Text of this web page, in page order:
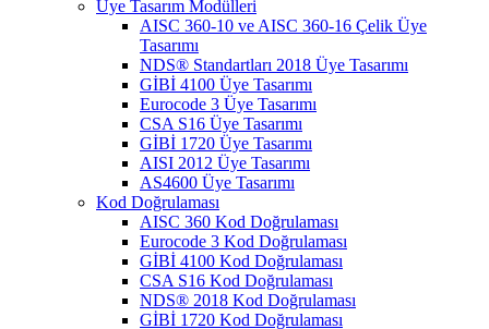
Üye Tasarım Modülleri
AISC 360-10 ve AISC 360-16 Çelik Üye
Tasarımı
NDS® Standartları 2018 Üye Tasarımı
GİBİ 4100 Üye Tasarımı
Eurocode 3 Üye Tasarımı
CSA S16 Üye Tasarımı
GİBİ 1720 Üye Tasarımı
AISI 2012 Üye Tasarımı
AS4600 Üye Tasarımı
Kod Doğrulaması
AISC 360 Kod Doğrulaması
Eurocode 3 Kod Doğrulaması
GİBİ 4100 Kod Doğrulaması
CSA S16 Kod Doğrulaması
NDS® 2018 Kod Doğrulaması
GİBİ 1720 Kod Doğrulaması